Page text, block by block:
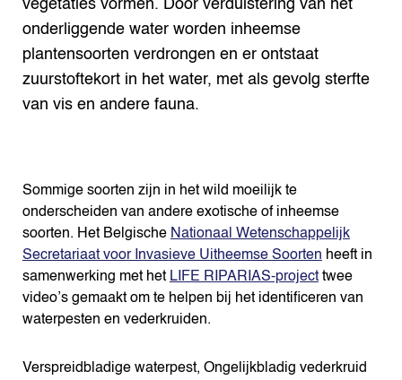
vegetaties vormen. Door verduistering van het
onderliggende water worden inheemse
plantensoorten verdrongen en er ontstaat
zuurstoftekort in het water, met als gevolg sterfte
van vis en andere fauna.
Sommige soorten zijn in het wild moeilijk te
onderscheiden van andere exotische of inheemse
soorten. Het Belgische Nationaal Wetenschappelijk
Secretariaat voor Invasieve Uitheemse Soorten heeft in
samenwerking met het LIFE RIPARIAS-projecttwee
video’s gemaakt om te helpen bij het identificeren van
waterpesten en vederkruiden.
Verspreidbladige waterpest, Ongelijkbladig vederkruid